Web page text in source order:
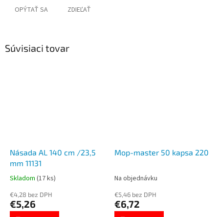
OPÝTAŤ SA ZDIEĽAŤ
Súvisiaci tovar
Násada AL 140 cm /23,5
mm 11131
Skladom (17 ks)
€4,28 bez DPH
€5,26
Mop-master 50 kapsa 220
Na objednávku
€5,46 bez DPH
€6,72